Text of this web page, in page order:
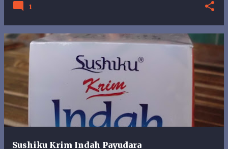
1
Sushiku Krim Indah Payudara